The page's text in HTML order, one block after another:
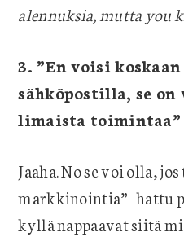
alennuksia, mutta you
3. ”En voisi
sähköpostilla, se
limaista toimintaa”
Jaaha. No se voi olla,
markkinointia” -hattu
kyllä nappaavat siitä